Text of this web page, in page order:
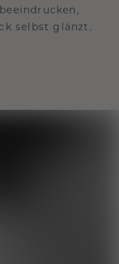
selbst glänzt.